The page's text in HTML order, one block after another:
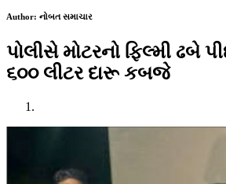
Author: નોબત સમાચાર
પોલીસે મોટરનો ફિલ્મી ઢબે
૬૦૦ લીટર દારૂ કબજે